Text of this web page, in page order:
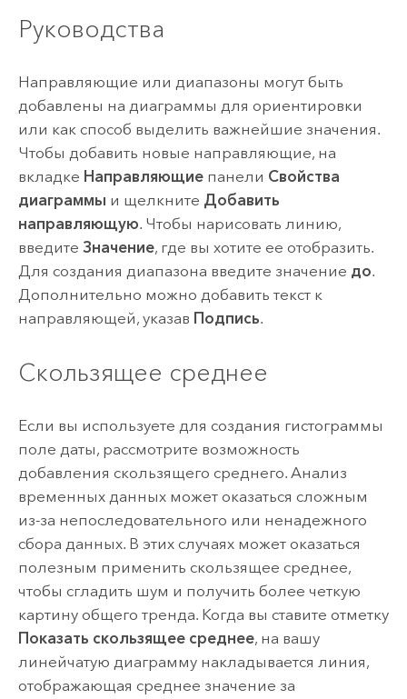
Руководства
Направляющие или диапазоны могут быть
добавлены на диаграммы для ориентировки
или как способ выделить важнейшие значения.
Чтобы добавить новые направляющие, на
вкладке Направляющиепанели Свойства
диаграммы и щелкните Добавить
направляющую. Чтобы нарисовать линию,
введите Значение, где вы хотите ее отобразить.
Для создания диапазона введите значение до.
Дополнительно можно добавить текст к
направляющей, указав Подпись.
Скользящее среднее
Если вы используете для создания гистограммы
поле даты, рассмотрите возможность
добавления скользящего среднего. Анализ
временных данных может оказаться сложным
из-за непоследовательного или ненадежного
сбора данных. В этих случаях может оказаться
полезным применить скользящее среднее,
чтобы сгладить шум и получить более четкую
картину общего тренда. Когда вы ставите отметку
Показать скользящее среднее, на вашу
линейчатую диаграмму накладывается линия,
отображающая среднее значение за